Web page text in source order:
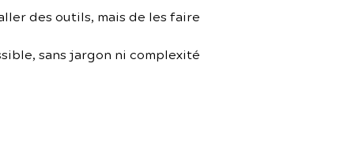
des outils, mais de les faire
sans jargon ni complexité